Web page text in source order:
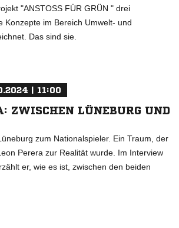
"ANSTOSS FÜR GRÜN " drei
Konzepte im Bereich Umwelt- und
Das sind sie.
| 11:00
ZWISCHEN LÜNEBURG UND
zum Nationalspieler. Ein Traum, der
Perera zur Realität wurde. Im Interview
er, wie es ist, zwischen den beiden